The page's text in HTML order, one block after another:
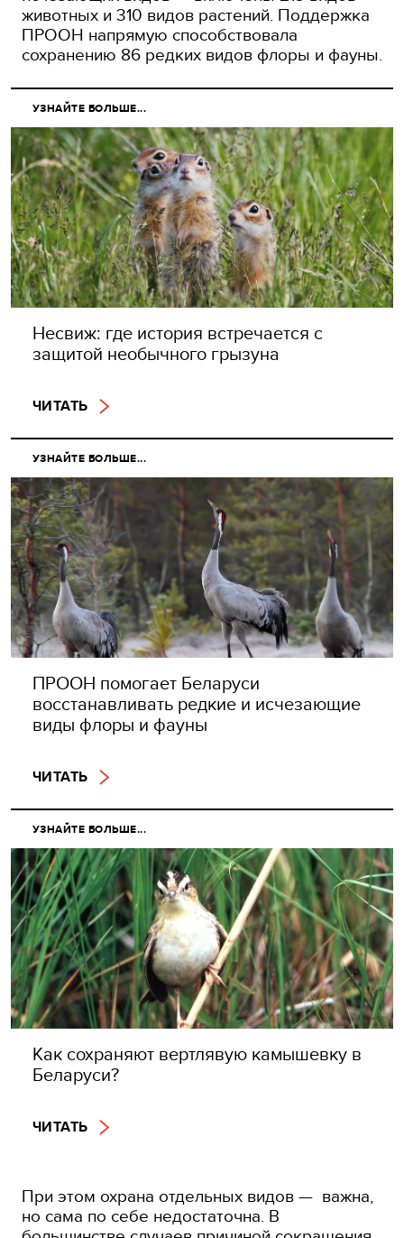
животных и 310 видов растений. Поддержка
ПРООН напрямую способствовала
сохранению 86 редких видов флоры и фауны.
УЗНАЙТЕ БОЛЬШЕ...
Несвиж: где история встречается с
защитой необычного грызуна
ЧИТАТЬ
УЗНАЙТЕ БОЛЬШЕ...
ПРООН помогает Беларуси
восстанавливать редкие и исчезающие
виды флоры и фауны
ЧИТАТЬ
УЗНАЙТЕ БОЛЬШЕ...
Как сохраняют вертлявую камышевку в
Беларуси?
ЧИТАТЬ
При этом охрана отдельных видов — важна,
но сама по себе недостаточна. В